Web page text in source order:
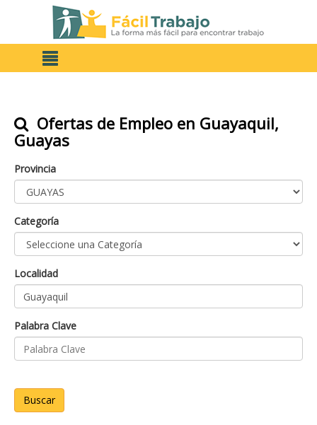
Ofertas de Empleo en Guayaquil,
Guayas
Provincia
Categoría
Localidad
Palabra Clave
Buscar